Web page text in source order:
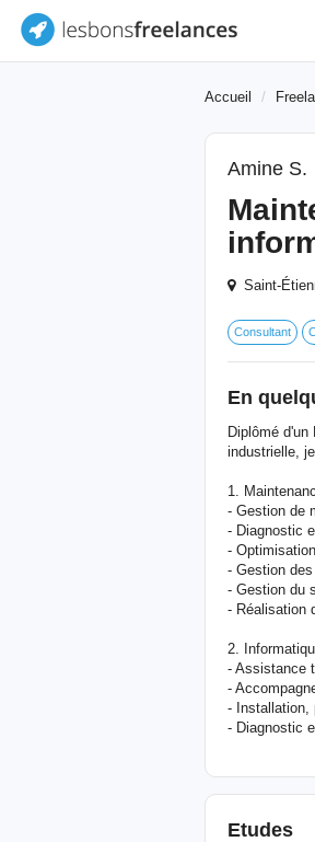
Accueil
Amine S.
Saint-
Consultant
En
Diplômé
industrielle,
1.
- Gestion de
- Diagnostic
-
- Gestion
- Gestion du
- Réalisation
2.
- Assistance
-
- Installation,
- Diagnostic
Etudes